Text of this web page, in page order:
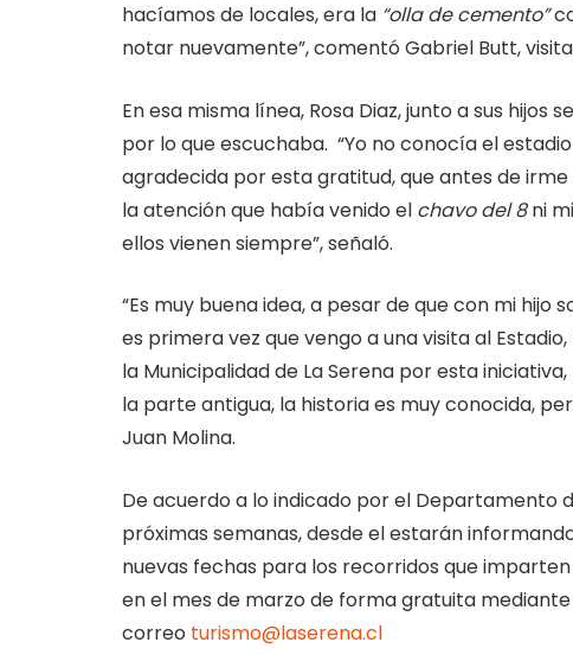
hacíamos de locales, era la “olla de cemento”
notar nuevamente”, comentó Gabriel Butt,
En esa misma línea, Rosa Diaz, junto a sus
por lo que escuchaba. “Yo no conocía el
agradecida por esta gratitud, que antes de
la atención que había venido el chavo del 8ni
ellos vienen siempre”, señaló.
“Es muy buena idea, a pesar de que con mi hijo
es primera vez que vengo a una visita al
la Municipalidad de La Serena por esta
la parte antigua, la historia es muy conocida,
Juan Molina.
De acuerdo a lo indicado por el Departamento
próximas semanas, desde el estarán
nuevas fechas para los recorridos que
en el mes de marzo de forma gratuita
correo turismo@laserena.cl